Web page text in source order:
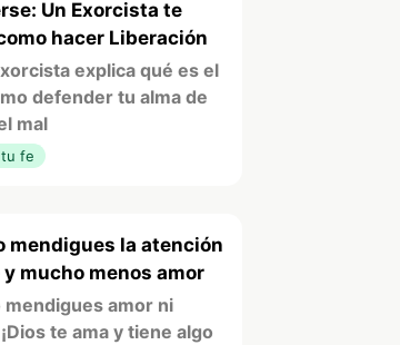
Un Exorcista te
hacer Liberación
explica qué es el
defender tu alma de
mal
fe
mendigues la atención
mucho menos amor
mendigues amor ni
te ama y tiene algo